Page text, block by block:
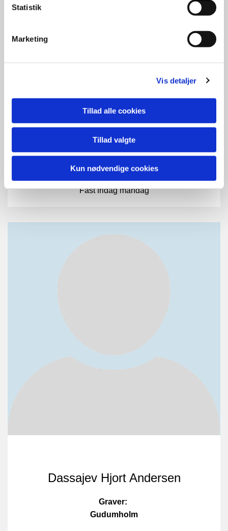
Statistik
Marketing
Vis detaljer
Tillad alle cookies
Tillad valgte
Kun nødvendige cookies
Jette Bratholt Petersen
Graver:
Gudum og Lillevorde
61 36 36 18
gudumlillevordegraver@gmail.com
Fast fridag mandag
Dassajev Hjort Andersen
Graver:
Gudumholm